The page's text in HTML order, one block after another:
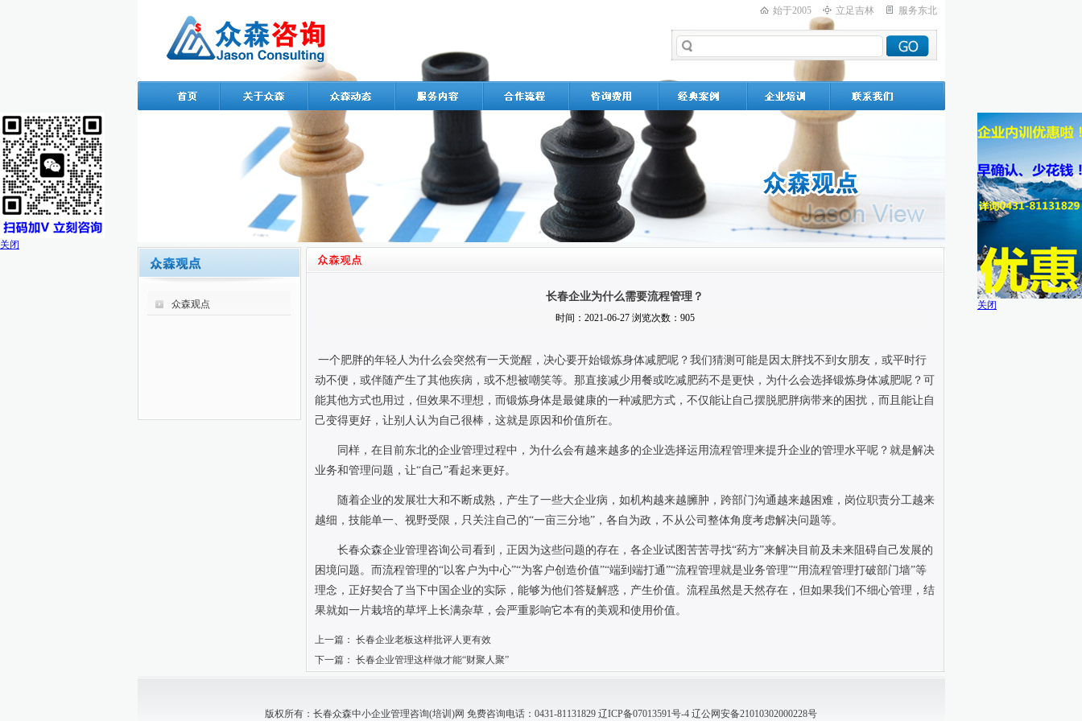
始于2005 立足吉林 服务东北
众森观点
长春企业为什么需要流程管理？
时间：2021-06-27 浏览次数：905
一个肥胖的年轻人为什么会突然有一天觉醒，决心要开始锻炼身体减肥呢？我们猜测可能是因太胖找不到女朋友，或平时行
动不便，或伴随产生了其他疾病，或不想被嘲笑等。那直接减少用餐或吃减肥药不是更快，为什么会选择锻炼身体减肥呢？可
能其他方式也用过，但效果不理想，而锻炼身体是最健康的一种减肥方式，不仅能让自己摆脱肥胖病带来的困扰，而且能让自
己变得更好，让别人认为自己很棒，这就是原因和价值所在。
同样，在目前东北的企业管理过程中，为什么会有越来越多的企业选择运用流程管理来提升企业的管理水平呢？就是解决
业务和管理问题，让“自己”看起来更好。
随着企业的发展壮大和不断成熟，产生了一些大企业病，如机构越来越臃肿，跨部门沟通越来越困难，岗位职责分工越来
越细，技能单一、视野受限，只关注自己的“一亩三分地”，各自为政，不从公司整体角度考虑解决问题等。
长春众森企业管理咨询公司看到，正因为这些问题的存在，各企业试图苦苦寻找“药方”来解决目前及未来阻碍自己发展的
困境问题。而流程管理的“以客户为中心”“为客户创造价值”“端到端打通”“流程管理就是业务管理”“用流程管理打破部门墙”等
理念，正好契合了当下中国企业的实际，能够为他们答疑解惑，产生价值。流程虽然是天然存在，但如果我们不细心管理，结
果就如一片栽培的草坪上长满杂草，会严重影响它本有的美观和使用价值。
上一篇： 长春企业老板这样批评人更有效
下一篇： 长春企业管理这样做才能“财聚人聚”
版权所有：长春众森中小企业管理咨询(培训)网 免费咨询电话：0431-81131829 辽ICP备07013591号-4 辽公网安备21010302000228号
关闭
关闭